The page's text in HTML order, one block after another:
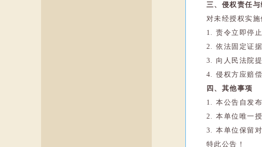
三、侵权责任
对未经授权实
1. 责令立即停
2. 依法固定证
3. 向人民法院
4. 侵权方应赔
四、其他事项
1. 本公告自发
2. 本单位唯一
3. 本单位保留
特此公告！